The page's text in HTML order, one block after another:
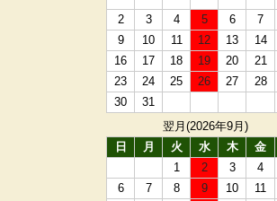
2
3 4 5 6 7
9
10 11 12 13 14
16
17 18 19 20 21
23
24 25 26 27 28
30
31
翌月(2026年9月)
日
月 火 水 木 金
1
2 3 4
6
7 8 9 10 11